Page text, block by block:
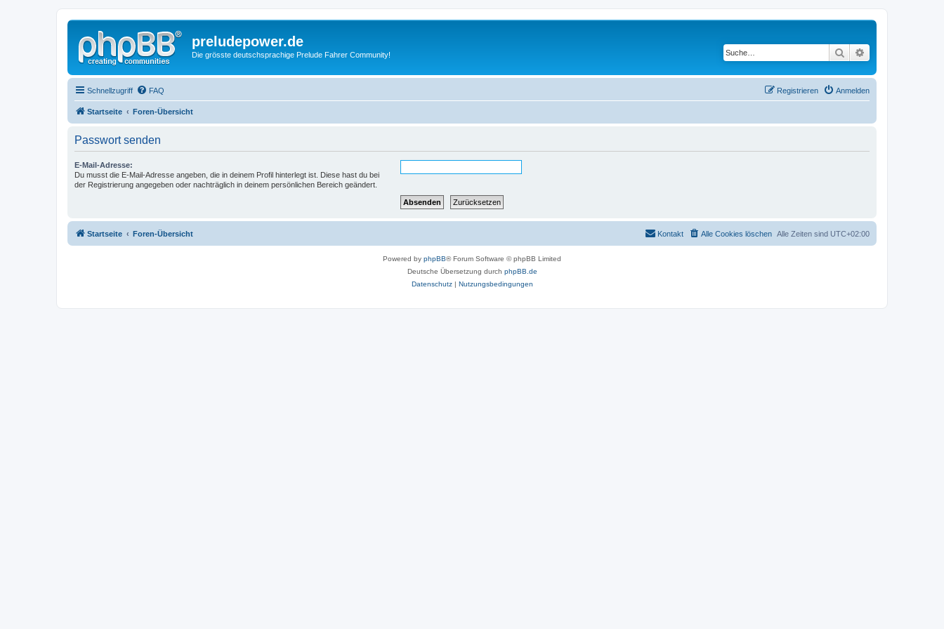
preludepower.de
Die grösste deutschsprachige Prelude Fahrer Community! Suche
Schnellzugriff FAQ Anmelden
Registrieren
Startseite Foren-Übersicht
Passwort senden
E-Mail-Adresse:
Du musst die E-Mail-Adresse angeben, die in deinem Profil hinterlegt ist. Diese hast du bei
der Registrierung angegeben oder nachträglich in deinem persönlichen Bereich geändert.
Startseite Foren-Übersicht Alle Zeiten sind UTC+02:00
Alle Cookies löschen
Kontakt
Powered by phpBB® Forum Software © phpBB Limited
Deutsche Übersetzung durch phpBB.de
Datenschutz| Nutzungsbedingungen